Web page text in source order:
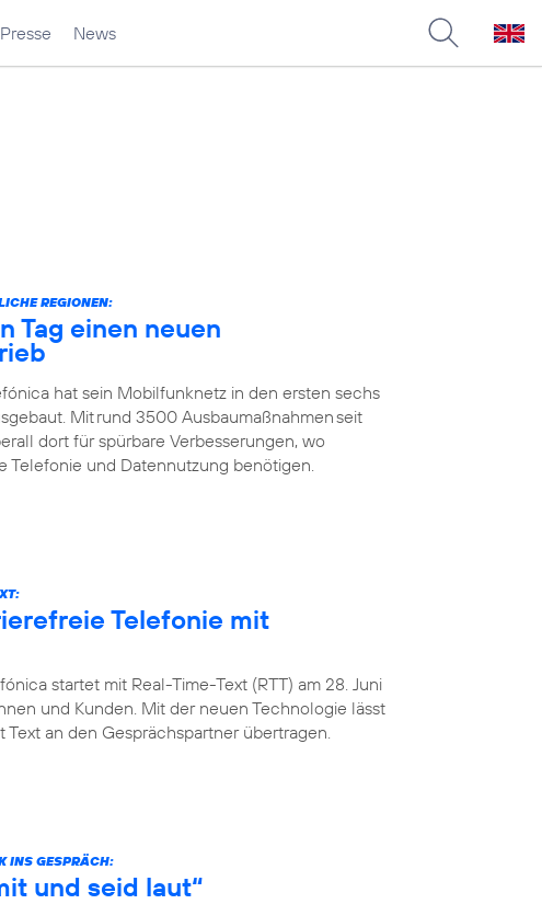
Presse News
REGIONEN:
Tag einen neuen
hat sein Mobilfunknetz in den ersten sechs
Mit rund 3500 Ausbaumaßnahmen seit
dort für spürbare Verbesserungen, wo
Telefonie und Datennutzung benötigen.
Telefonie mit
startet mit Real-Time-Text (RTT) am 28. Juni
und Kunden. Mit der neuen Technologie lässt
an den Gesprächspartner übertragen.
INS GESPRÄCH:
und seid laut“